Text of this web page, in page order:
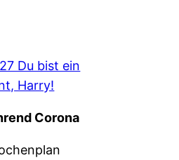
Du bist ein
Harry!
Corona